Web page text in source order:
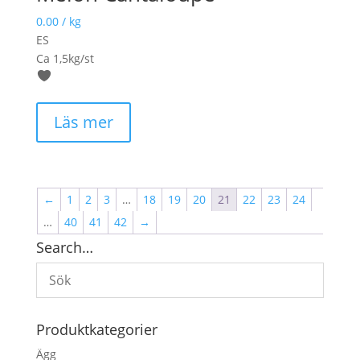
0.00/ kg
ES
Ca 1,5kg/st
Läs mer
← 1 2 3 … 18 19 20 21 22 23
24
…
40 41 42 →
Search…
Produktkategorier
Ägg